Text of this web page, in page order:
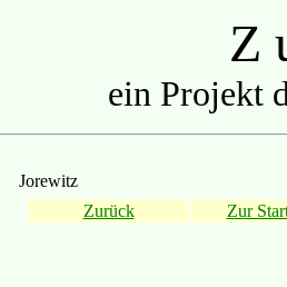
Z
ein Projekt
Jorewitz
Zurück
Zur